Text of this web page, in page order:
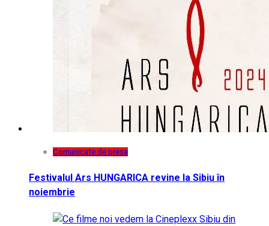
Comunicate de presa
Festivalul Ars HUNGARICA revine la Sibiu în
noiembrie